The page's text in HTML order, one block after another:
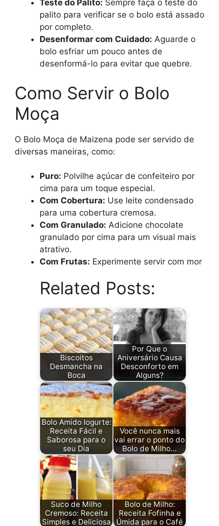
Teste do Palito: Sempre faça o teste do
palito para verificar se o bolo está assado
por completo.
Desenformar com Cuidado: Aguarde o
bolo esfriar um pouco antes de
desenformá-lo para evitar que quebre.
Como Servir o Bolo
Moça
O Bolo Moça de Maizena pode ser servido de
diversas maneiras, como:
Puro: Polvilhe açúcar de confeiteiro por
cima para um toque especial.
Com Cobertura: Use leite condensado
para uma cobertura cremosa.
Com Granulado: Adicione chocolate
granulado por cima para um visual mais
atrativo.
Com Frutas: Experimente servir com mor
Related Posts:
Biscoitos
Desmancha na
Boca
Por Que o
Aniversário Causa
Desconforto em
Alguns?
Bolo Amido Iogurte:
Receita Fácil e
Saborosa para o
seu Dia
Você nunca mais
vai errar o ponto do
Bolo de Milho…
Suco de Milho
Cremoso: Receita
Simples e Deliciosa
Bolo de Milho:
Receita Fofinha e
Úmida para o Café